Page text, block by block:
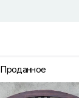
Проданное